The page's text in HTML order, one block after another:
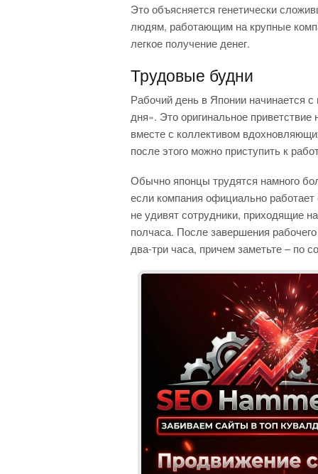
Это объясняется генетически
людям, работающим на крупные
легкое получение денег.
Трудовые будни
Рабочий день в Японии начинается
дня». Это оригинальное
вместе с коллективом
после этого можно приступить к
Обычно японцы трудятся намного
если компания официально
не удивят сотрудники, приходящие
полчаса. После завершения
два-три часа, причем заметьте – по